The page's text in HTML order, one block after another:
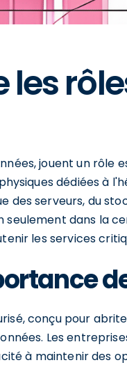
jouent un
dédiées à
des serveurs, du
seulement dans la
les services
conçu pour
Les
à maintenir des